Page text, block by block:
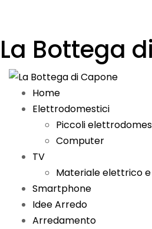
La Bottega
Home
Elettrodomestici
Piccoli
Computer
TV
Materiale elettrico
Smartphone
Idee Arredo
Arredamento